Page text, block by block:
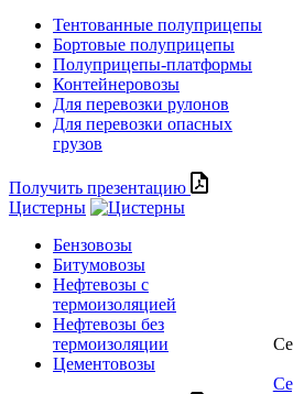
Тентованные полуприцепы
Бортовые полуприцепы
Полуприцепы-платформы
Контейнеровозы
Для перевозки рулонов
Для перевозки опасных
грузов
Получить презентацию
Цистерны
Бензовозы
Битумовозы
Нефтевозы с
термоизоляцией
Нефтевозы без
термоизоляции
Цементовозы